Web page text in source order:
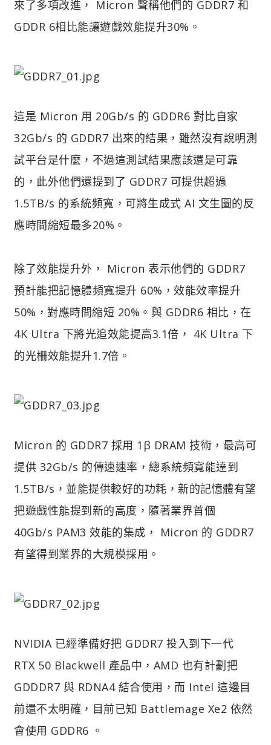
來了多項改進， Micron 聲稱他們的 GDDR7 和
GDDR 6相比能讓遊戲效能提升30%。
這是 Micron 用 20Gb/s 的 GDDR6 對比自家
32Gb/s 的 GDDR7 出來的結果，雖然沒有說明測
試平台是什麼，不過這測試結果應該還是可靠
的，此外他們還提到了 GDDR7 可提供超過
1.5TB/s 的系統頻寬，可將生成式 AI 文生圖的反
應時間縮短最多20%。
除了效能提升外， Micron 表示他們的 GDDR7
預計能把記憶體頻寬提升 60%，效能效率提升
50%，對應時間縮短 20%。與 GDDR6 相比，在
4K Ultra 下將光追效能提高3.1倍， 4K Ultra 下
的光柵效能提升1.7倍。
Micron 的 GDDR7 採用 1β DRAM 技術，最高可
提供 32Gb/s 的傳速速率，總系統頻寬能達到
1.5TB/s，並能提供較好的功耗，新的記憶體有望
把遊戲性能提到新的高度，隨著業界首個
40Gb/s PAM3 效能的集成， Micron 的 GDDR7
有望得到業界的大規模採用。
NVIDIA 已經準備好把 GDDR7 投入到下一代
RTX 50 Blackwell 產品中，AMD 也有計劃把
GDDDR7 與 RDNA4 結合使用，而 Intel 這邊目
前還不太明確，目前已知 Battlemage Xe2 依然
會使用 GDDR6 。